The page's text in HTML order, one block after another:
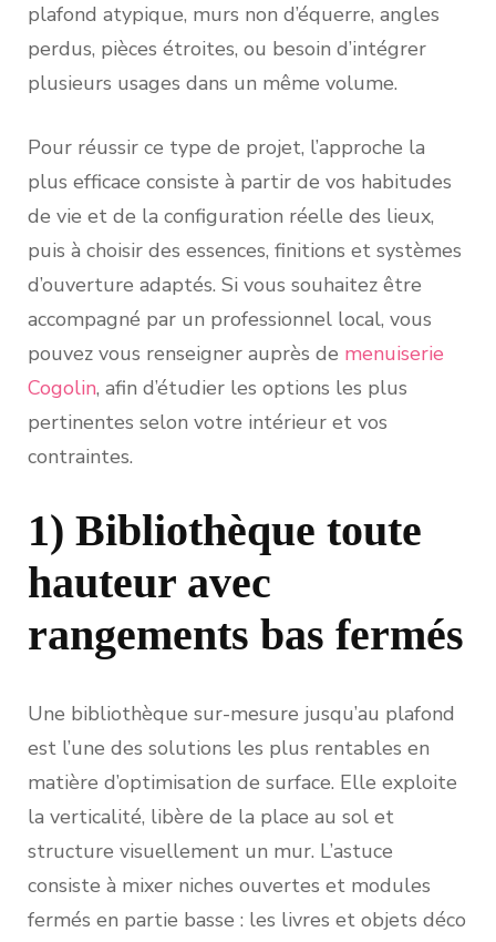
plafond atypique, murs non d’équerre, angles
perdus, pièces étroites, ou besoin d’intégrer
plusieurs usages dans un même volume.
Pour réussir ce type de projet, l’approche la
plus efficace consiste à partir de vos habitudes
de vie et de la configuration réelle des lieux,
puis à choisir des essences, finitions et systèmes
d’ouverture adaptés. Si vous souhaitez être
accompagné par un professionnel local, vous
pouvez vous renseigner auprès de menuiserie
Cogolin, afin d’étudier les options les plus
pertinentes selon votre intérieur et vos
contraintes.
1) Bibliothèque toute
hauteur avec
rangements bas fermés
Une bibliothèque sur-mesure jusqu’au plafond
est l’une des solutions les plus rentables en
matière d’optimisation de surface. Elle exploite
la verticalité, libère de la place au sol et
structure visuellement un mur. L’astuce
consiste à mixer niches ouvertes et modules
fermés en partie basse : les livres et objets déco